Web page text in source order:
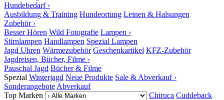
Hundebedarf ›
Ausbildung & Training Hundeortung Leinen & Halsungen
Zubehör ›
Besser Hören Wild Fotografie Lampen ›
Stirnlampen Handlampen Spezial Lampen
Jagd Uhren Wärmezubehör Geschenkartikel KFZ-Zubehör
Jagdreisen, Bücher, Filme ›
Pauschal Jagd Bücher & Filme
Spezial Winterjagd Neue Produkte Sale & Abverkauf ›
Sonderangebote Abverkauf
Top Marken
Chiruca Cuddeback